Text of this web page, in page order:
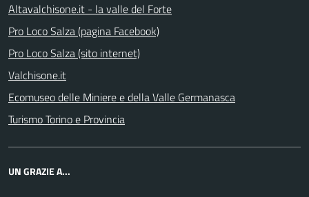
Altavalchisone.it - la valle del Forte
Pro Loco Salza (pagina Facebook)
Pro Loco Salza (sito internet)
Valchisone.it
Ecomuseo delle Miniere e della Valle Germanasca
Turismo Torino e Provincia
UN GRAZIE A...